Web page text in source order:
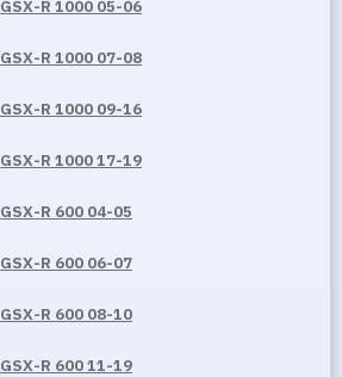
GSX-R 1000 05-06
GSX-R 1000 07-08
GSX-R 1000 09-16
GSX-R 1000 17-19
GSX-R 600 04-05
GSX-R 600 06-07
GSX-R 600 08-10
GSX-R 600 11-19